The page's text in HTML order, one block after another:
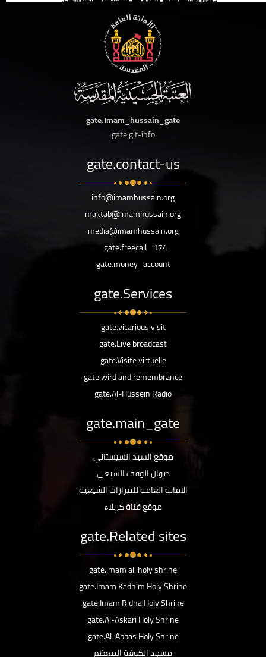
gate.Imam_hussain_gate
gate.git-info
gate.contact-us
info@imamhussain.org
maktab@imamhussain.org
media@imamhussain.org
gate.freecall 174
gate.money_account
gate.Services
gate.vicarious visit
gate.Live broadcast
gate.Visite virtuelle
gate.wird and remembrance
gate.Al-Hussein Radio
gate.main_gate
موقع السيد السيستاني
ديوان الوقف الشيعي
الامانة العامة للمزارات الشيعية
موقع قناة كربلاء
gate.Related sites
gate.imam ali holy shrine
gate.Imam Kadhim Holy Shrine
gate.Imam Ridha Holy Shrine
gate.Al-Askari Holy Shrine
gate.Al-Abbas Holy Shrine
مسجد الكوفة المعظم